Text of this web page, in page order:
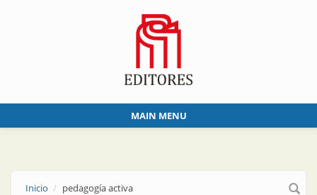
MAIN MENU
Inicio pedagogía activa